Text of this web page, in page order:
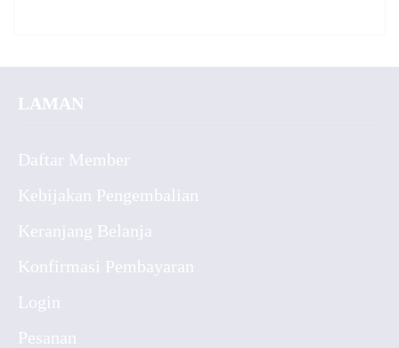
LAMAN
Daftar Member
Kebijakan Pengembalian
Keranjang Belanja
Konfirmasi Pembayaran
Login
Pesanan